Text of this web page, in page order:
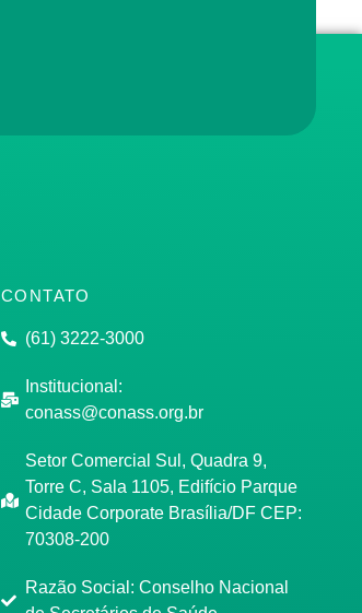
CONTATO
(61) 3222-3000
Institucional:
conass@conass.org.br
Setor Comercial Sul, Quadra 9,
Torre C, Sala 1105, Edifício Parque
Cidade Corporate Brasília/DF CEP:
70308-200
Razão Social: Conselho Nacional